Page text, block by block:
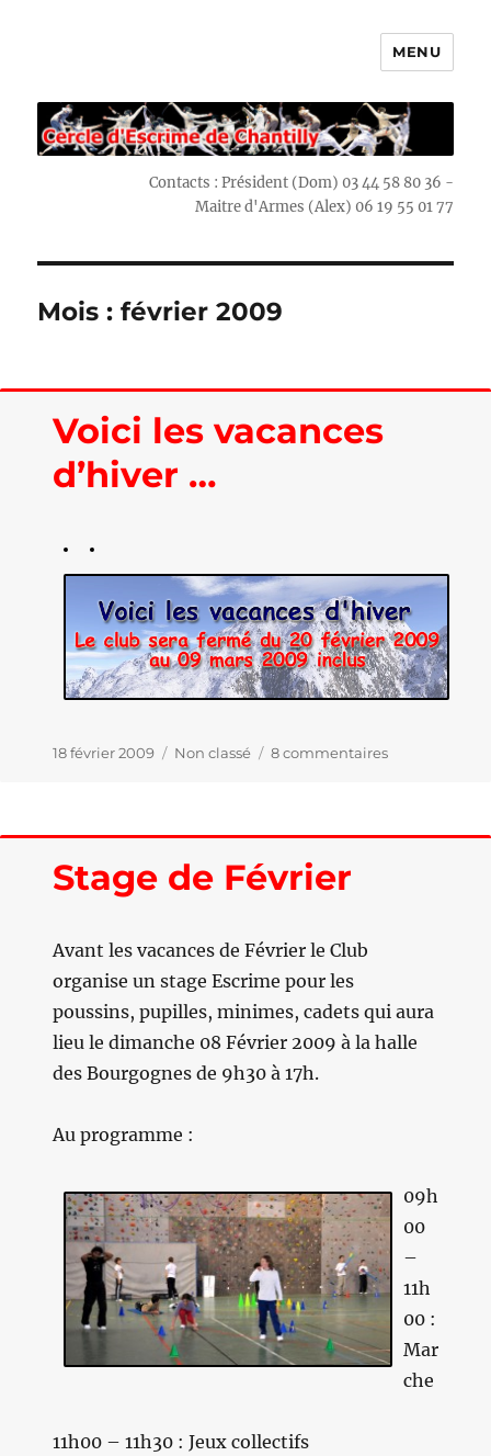
MENU
Contacts : Président (Dom) 03 44 58 80 36 -
Maitre d'Armes (Alex) 06 19 55 01 77
Mois : février 2009
Voici les vacances
d’hiver …
Publié
18 février 2009 Catégories
Non classé 8 commentairessur
Stage de Février
Avant les vacances de Février le Club
organise un stage Escrime pour les
poussins, pupilles, minimes, cadets qui aura
lieu le dimanche 08 Février 2009 à la halle
des Bourgognes de 9h30 à 17h.
Au programme :
09h
00
–
11h
00 :
Mar
che
11h00 – 11h30 : Jeux collectifs